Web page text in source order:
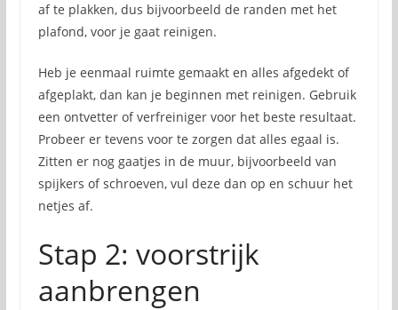
af te plakken, dus bijvoorbeeld de randen met het
plafond, voor je gaat reinigen.
Heb je eenmaal ruimte gemaakt en alles afgedekt of
afgeplakt, dan kan je beginnen met reinigen. Gebruik
een ontvetter of verfreiniger voor het beste resultaat.
Probeer er tevens voor te zorgen dat alles egaal is.
Zitten er nog gaatjes in de muur, bijvoorbeeld van
spijkers of schroeven, vul deze dan op en schuur het
netjes af.
Stap 2: voorstrijk
aanbrengen